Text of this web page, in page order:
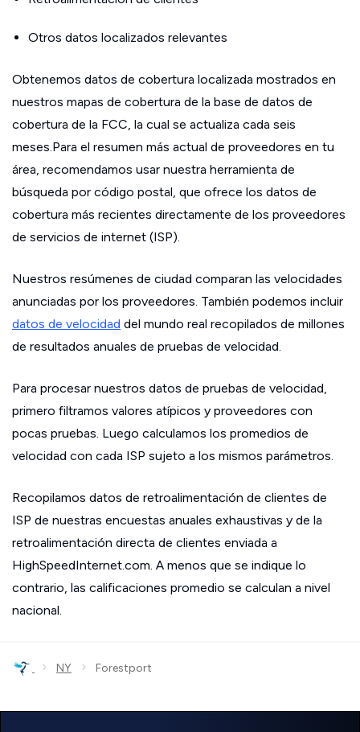
Otros datos localizados relevantes
Obtenemos datos de cobertura localizada mostrados en
nuestros mapas de cobertura de la base de datos de
cobertura de la FCC, la cual se actualiza cada seis
meses.Para el resumen más actual de proveedores en tu
área, recomendamos usar nuestra herramienta de
búsqueda por código postal, que ofrece los datos de
cobertura más recientes directamente de los proveedores
de servicios de internet (ISP).
Nuestros resúmenes de ciudad comparan las velocidades
anunciadas por los proveedores. También podemos incluir
datos de velocidad del mundo real recopilados de millones
de resultados anuales de pruebas de velocidad.
Para procesar nuestros datos de pruebas de velocidad,
primero filtramos valores atípicos y proveedores con
pocas pruebas. Luego calculamos los promedios de
velocidad con cada ISP sujeto a los mismos parámetros.
Recopilamos datos de retroalimentación de clientes de
ISP de nuestras encuestas anuales exhaustivas y de la
retroalimentación directa de clientes enviada a
HighSpeedInternet.com. A menos que se indique lo
contrario, las calificaciones promedio se calculan a nivel
nacional.
› NY › Forestport